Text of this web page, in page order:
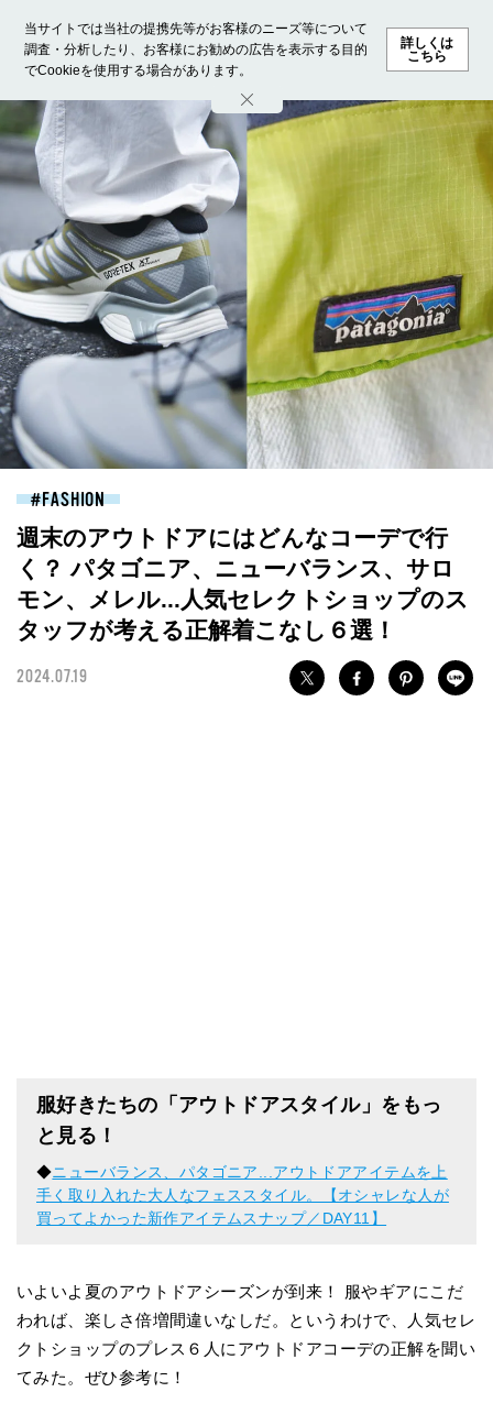
当サイトでは当社の提携先等がお客様のニーズ等について
調査・分析したり、お客様にお勧めの広告を表示する目的
でCookieを使用する場合があります。
詳しくは
こちら
ホーム モデル募集 ランキング ファッション ビューテ
FASHION
週末のアウトドアにはどんなコーデで行
く？ パタゴニア、ニューバランス、サロ
モン、メレル...人気セレクトショップのス
タッフが考える正解着こなし６選！
2024.07.19
服好きたちの「アウトドアスタイル」をもっ
と見る！
◆ニューバランス、パタゴニア...アウトドアアイテムを上
手く取り入れた大人なフェススタイル。【オシャレな人が
買ってよかった新作アイテムスナップ／DAY11】
いよいよ夏のアウトドアシーズンが到来！ 服やギアにこだ
われば、楽しさ倍増間違いなしだ。というわけで、人気セレ
クトショップのプレス６人にアウトドアコーデの正解を聞い
てみた。ぜひ参考に！